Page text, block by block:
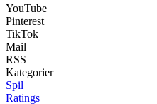
YouTube
Pinterest
TikTok
Mail
RSS
Kategorier
Spil
Ratings